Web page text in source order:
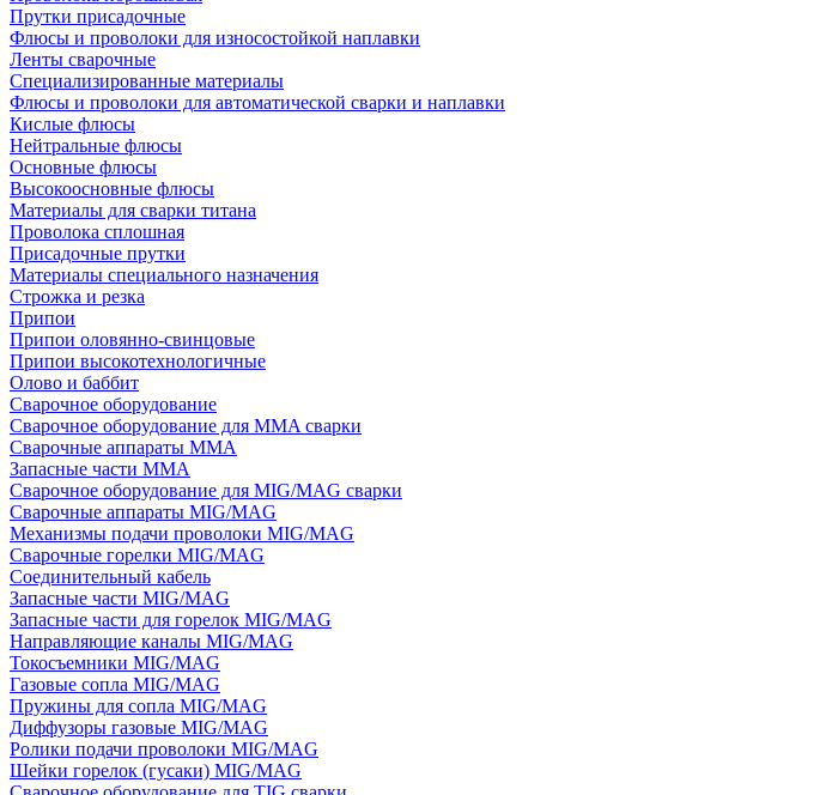
Прутки присадочные
Флюсы и проволоки для износостойкой наплавки
Ленты сварочные
Специализированные материалы
Флюсы и проволоки для автоматической сварки и наплавки
Кислые флюсы
Нейтральные флюсы
Основные флюсы
Высокоосновные флюсы
Материалы для сварки титана
Проволока сплошная
Присадочные прутки
Материалы специального назначения
Строжка и резка
Припои
Припои оловянно-свинцовые
Припои высокотехнологичные
Олово и баббит
Сварочное оборудование
Сварочное оборудование для MMA сварки
Сварочные аппараты MMA
Запасные части MMA
Сварочное оборудование для MIG/MAG сварки
Сварочные аппараты MIG/MAG
Механизмы подачи проволоки MIG/MAG
Сварочные горелки MIG/MAG
Соединительный кабель
Запасные части MIG/MAG
Запасные части для горелок MIG/MAG
Направляющие каналы MIG/MAG
Токосъемники MIG/MAG
Газовые сопла MIG/MAG
Пружины для сопла MIG/MAG
Диффузоры газовые MIG/MAG
Ролики подачи проволоки MIG/MAG
Шейки горелок (гусаки) MIG/MAG